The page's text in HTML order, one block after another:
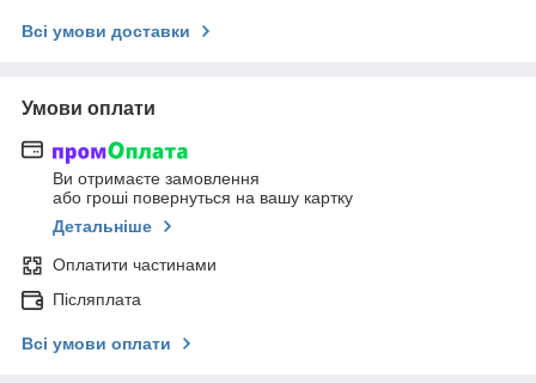
Всі умови доставки
Умови оплати
Ви отримаєте замовлення
або гроші повернуться на вашу картку
Детальніше
Оплатити частинами
Післяплата
Всі умови оплати